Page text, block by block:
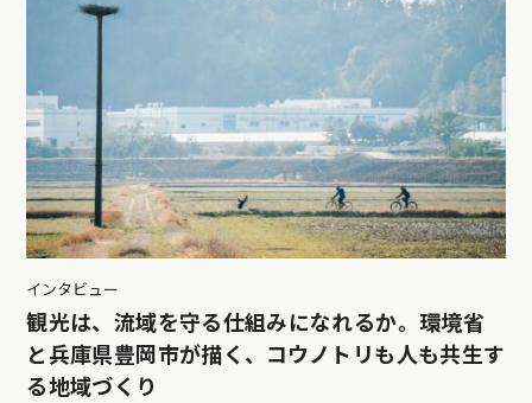
インタビュー
観光は、流域を守る仕組みになれるか。環境省
と兵庫県豊岡市が描く、コウノトリも人も共生す
る地域づくり